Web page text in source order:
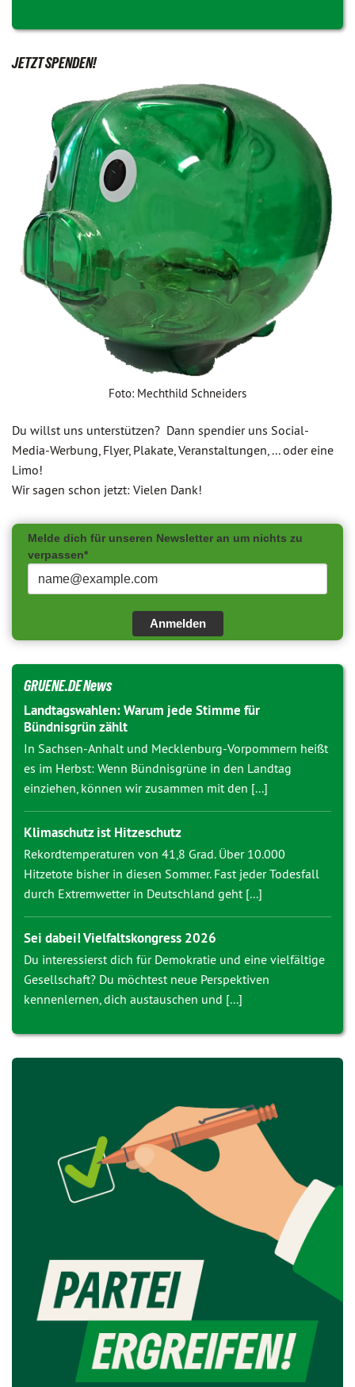
JETZT SPENDEN!
Foto: Mechthild Schneiders
Du willst uns unterstützen? Dann spendier uns Social-
Media-Werbung, Flyer, Plakate, Veranstaltungen, ... oder eine
Limo!
Wir sagen schon jetzt: Vielen Dank!
Melde dich für unseren Newsletter an um nichts zu
verpassen*
Anmelden
GRUENE.DE News
Landtagswahlen: Warum jede Stimme für
Bündnisgrün zählt
In Sachsen-Anhalt und Mecklenburg-Vorpommern heißt
es im Herbst: Wenn Bündnisgrüne in den Landtag
einziehen, können wir zusammen mit den [...]
Klimaschutz ist Hitzeschutz
Rekordtemperaturen von 41,8 Grad. Über 10.000
Hitzetote bisher in diesen Sommer. Fast jeder Todesfall
durch Extremwetter in Deutschland geht [...]
Sei dabei! Vielfaltskongress 2026
Du interessierst dich für Demokratie und eine vielfältige
Gesellschaft? Du möchtest neue Perspektiven
kennenlernen, dich austauschen und [...]